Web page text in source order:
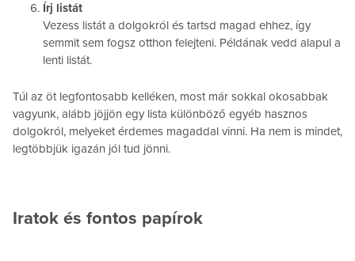
Írj listát
Vezess listát a dolgokról és tartsd magad ehhez, így
semmit sem fogsz otthon felejteni. Példának vedd alapul a
lenti listát.
Túl az öt legfontosabb kelléken, most már sokkal okosabbak
vagyunk, alább jöjjön egy lista különböző egyéb hasznos
dolgokról, melyeket érdemes magaddal vinni. Ha nem is mindet,
legtöbbjük igazán jól tud jönni.
Iratok és fontos papírok